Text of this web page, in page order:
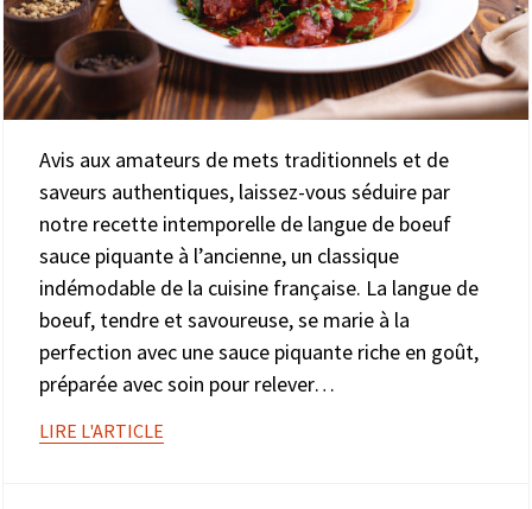
Avis aux amateurs de mets traditionnels et de
saveurs authentiques, laissez-vous séduire par
notre recette intemporelle de langue de boeuf
sauce piquante à l’ancienne, un classique
indémodable de la cuisine française. La langue de
boeuf, tendre et savoureuse, se marie à la
perfection avec une sauce piquante riche en goût,
préparée avec soin pour relever…
LIRE L'ARTICLE